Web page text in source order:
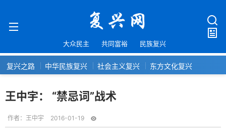
大众民主 共同富裕 民族复兴
复兴之路 中华民族复兴 社会主义复兴 东方文化复兴
王中宇： “禁忌词”战术
作者： 王中宇 2016-01-19